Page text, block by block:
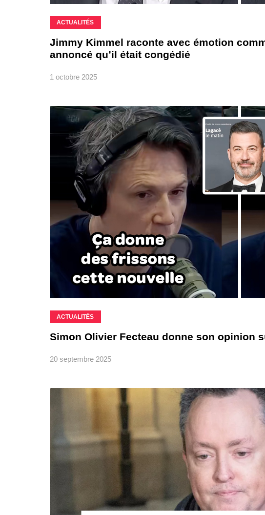
ACTUALITÉS
Jimmy Kimmel raconte avec émotion
annoncé qu’il était congédié
1 octobre 2025
ACTUALITÉS
Simon Olivier Fecteau donne son opinion
20 septembre 2025